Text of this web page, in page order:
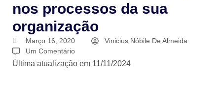
nos processos da sua
organização
Março 16, 2020
Vinicius Nóbile De Almeida
Um Comentário
Última atualização em 11/11/2024